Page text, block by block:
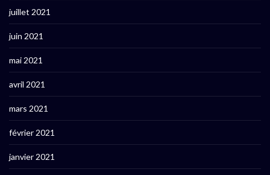
juillet 2021
juin 2021
mai 2021
avril 2021
mars 2021
février 2021
janvier 2021